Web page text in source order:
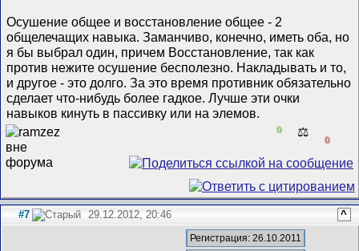
Осушение общее и восстановление общее - 2
общелечащих навыка. Заманчиво, конечно, иметь оба, но
я бы выбрал один, причем Восстановление, так как
против нежите осушение бесполезно. Накладывать и то,
и другое - это долго. За это время противник обязательно
сделает что-нибудь более гадкое. Лучше эти очки
навыков кинуть в пассивку или на элемов.
0 ⚖️
0
#7 29.12.2012, 20:46 ^
Регистрация: 26.10.2011